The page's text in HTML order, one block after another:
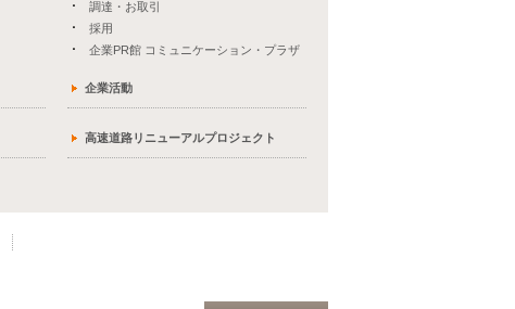
調達・お取引
採用
企業PR館 コミュニケーション・プラザ
企業活動
高速道路リニューアルプロジェクト